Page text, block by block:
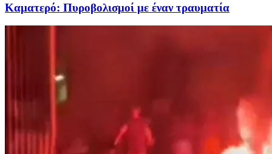
Καματερό: Πυροβολισμοί με έναν τραυματία